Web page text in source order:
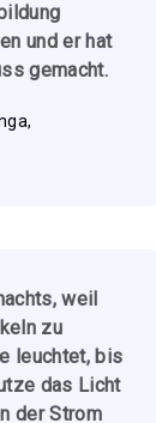
und er hat
gemacht.
weil
zu
leuchtet, bis
das Licht
der Strom